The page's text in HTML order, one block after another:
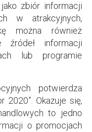
zbiór informacji
w atrakcyjnych,
można również
informacji
lub programie
potwierdza
2020”. Okazuje się,
to jedno
o promocjach